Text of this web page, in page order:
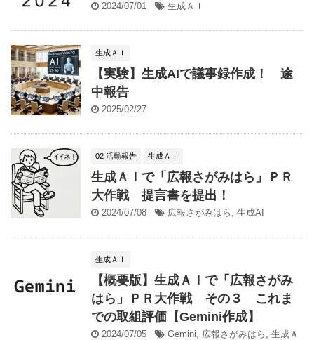
2024/07/01 生成ＡＩ
生成ＡＩ
【実験】生成AIで議事録作成！ 途
中報告
2025/02/27
02 活動報告 生成ＡＩ
生成ＡＩで「広報さがみはら」ＰＲ
大作戦 提言書を提出！
2024/07/08 広報さがみはら , 生成AI
生成ＡＩ
【概要版】生成ＡＩで「広報さがみ
はら」ＰＲ大作戦 その３ これま
での取組評価【Gemini作成】
2024/07/05 Gemini, 広報さがみはら , 生成Ａ